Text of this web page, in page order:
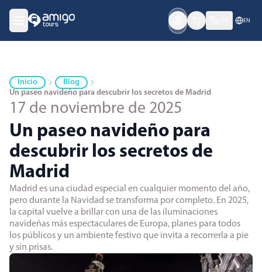
EN
Inicio
Blog
Un paseo navideño para descubrir los secretos de Madrid
17 de noviembre de 2025
Un paseo navideño para
descubrir los secretos de
Madrid
Madrid es una ciudad especial en cualquier momento del año,
pero durante la Navidad se transforma por completo. En 2025,
la capital vuelve a brillar con una de las iluminaciones
navideñas más espectaculares de Europa, planes para todos
los públicos y un ambiente festivo que invita a recorrerla a pie
y sin prisas.